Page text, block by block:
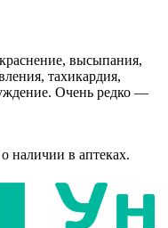
высыпания,
тахикардия,
Очень редко —
наличии в аптеках.